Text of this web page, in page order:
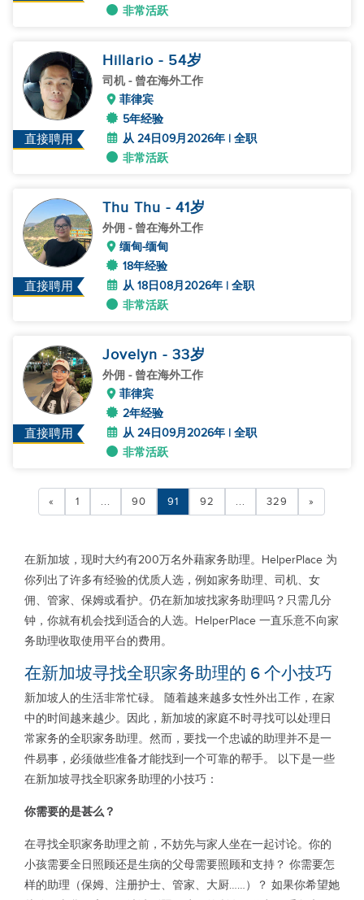
非常活跃
直接聘用
Hillario - 54岁
司机- 曾在海外工作
菲律宾
5年经验
从 24日09月2026年 | 全职
非常活跃
直接聘用
Thu Thu - 41岁
外佣 - 曾在海外工作
缅甸-缅甸
18年经验
从 18日08月2026年 | 全职
非常活跃
直接聘用
Jovelyn - 33岁
外佣 - 曾在海外工作
菲律宾
2年经验
从 24日09月2026年 | 全职
非常活跃
« 1 ... 90 91 92 ... 329 »
在新加坡，现时大约有200万名外藉家务助理。HelperPlace 为
你列出了许多有经验的优质人选，例如家务助理、司机、女
佣、管家、保姆或看护。仍在新加坡找家务助理吗？只需几分
钟，你就有机会找到适合的人选。HelperPlace 一直乐意不向家
务助理收取使用平台的费用。
在新加坡寻找全职家务助理的 6 个小技巧
新加坡人的生活非常忙碌。 随着越来越多女性外出工作，在家
中的时间越来越少。因此，新加坡的家庭不时寻找可以处理日
常家务的全职家务助理。然而，要找一个忠诚的助理并不是一
件易事，必须做些准备才能找到一个可靠的帮手。 以下是一些
在新加坡寻找全职家务助理的小技巧：
你需要的是甚么？
在寻找全职家务助理之前，不妨先与家人坐在一起讨论。你的
小孩需要全日照顾还是生病的父母需要照顾和支持？ 你需要怎
样的助理（保姆、注册护士、管家、大厨……）？ 如果你希望她